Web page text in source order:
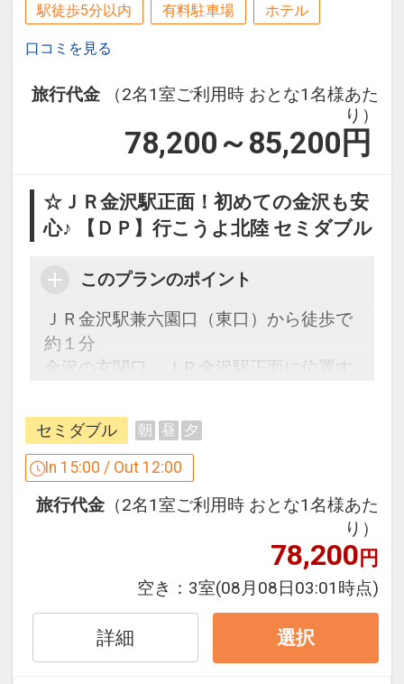
駅徒歩5分以内 有料駐車場 ホテル
口コミを見る
旅行代金
（2名1室ご利用時 おとな1名様あた
り）
78,200～85,200 円
☆ＪＲ金沢駅正面！初めての金沢も安
心♪ 【ＤＰ】行こうよ北陸 セミダブル
このプランのポイント
ＪＲ金沢駅兼六園口（東口）から徒歩で
約１分
金沢の玄関口、ＪＲ金沢駅正面に位置す
沢、能登方面への観光から、商用にてご
利用の方々まで幅広く対応致します。
●ドリンクチケット1枚付プラン
QRコードが付いたチケットをお渡しし、
1階の自動販売機で読み取り、お好きな
ドリンクを選択♪
※滞在中おひとり様１回
※旅行代金に含まれます。
セミダブル 朝 昼 夕
In 15:00 / Out 12:00
旅行代金 （2名1室ご利用時 おとな1名様あた
り）
78,200円
空き： 3室(08月08日03:01時点)
詳細 選択